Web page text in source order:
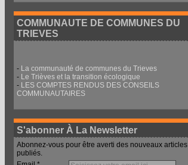
COMMUNAUTE DE COMMUNES DU
TRIEVES
- La communauté de communes du Trieves
- Le Trièves et la transition écologique
- LES COMPTES RENDUS DES CONSEILS
COMMUNAUTAIRES
S'abonner À La Newsletter
Abonnez-vous pour être averti des nouveaux articles
publiés.